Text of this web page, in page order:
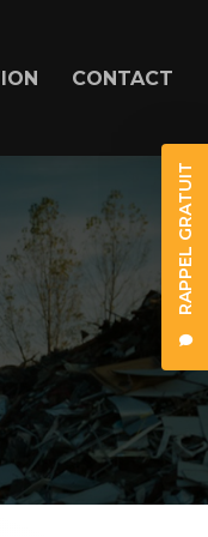
RAPPEL GRATUIT
CONTACT